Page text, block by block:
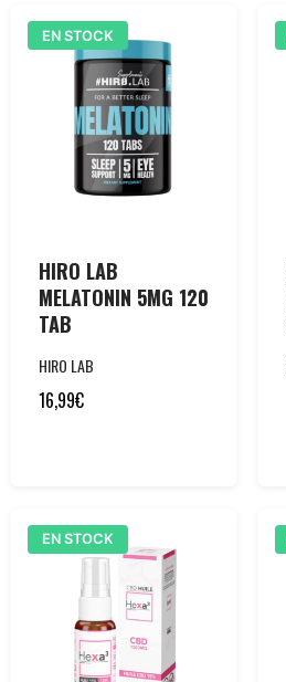
EN STOCK
HIRO LAB
MELATONIN 5MG 120
TAB
HIRO LAB
16,99€
EN STOCK